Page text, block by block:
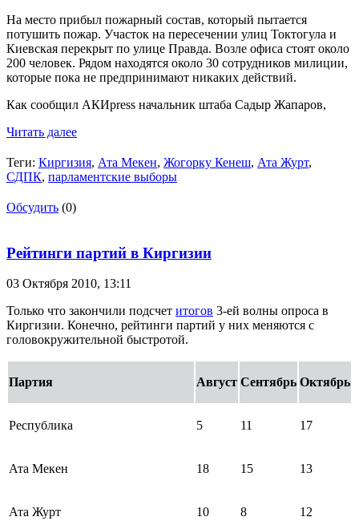
На место прибыл пожарный состав, который пытается
потушить пожар. Участок на пересечении улиц Токтогула и
Киевская перекрыт по улице Правда. Возле офиса стоят около
200 человек. Рядом находятся около 30 сотрудников милиции,
которые пока не предпринимают никаких действий.
Как сообщил АКИpress начальник штаба Садыр Жапаров,
Читать далее
Теги: Киргизия, Ата Мекен, Жогорку Кенеш, Ата Журт,
СДПК, парламентские выборы
Обсудить (0)
Рейтинги партий в Киргизии
03 Октября 2010, 13:11
Только что закончили подсчет итогов 3-ей волны опроса в
Киргизии. Конечно, рейтинги партий у них меняются с
головокружительной быстротой.
Партия Август Сентябрь Октябрь
Республика 5 11 17
Ата Мекен 18 15 13
Ата Журт 10 8 12